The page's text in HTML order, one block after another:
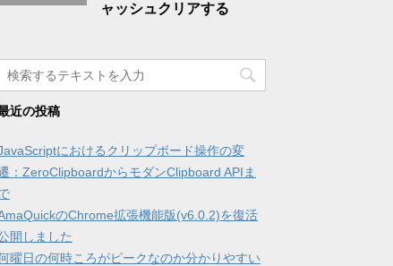
ャッシュクリアする
近の投稿
におけるクリップボード操作の変
：ZeroClipboardからモダンClipboard APIま
のChrome拡張機能版(v6.0.2)を復活
開しました
曜日の何時ころがピークなのか分かりやすい